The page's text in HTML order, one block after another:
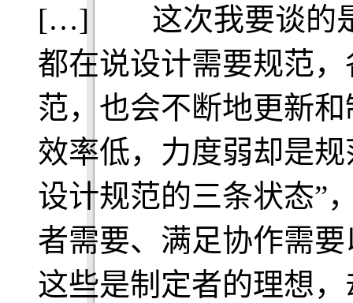
[…] 这次我要谈的是
都在说设计需要规范
范，也会不断地更新
效率低，力度弱却是
设计规范的三条状态”
者需要、满足协作需
这些是制定者的理想